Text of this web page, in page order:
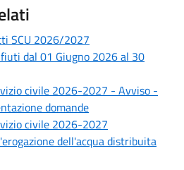
SCU 2026/2027
dal 01 Giugno 2026 al 30
civile 2026-2027 - Avviso -
domande
civile 2026-2027
dell'acqua distribuita